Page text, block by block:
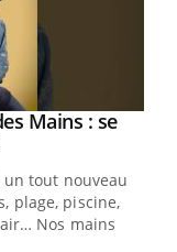
Mains : se
tout nouveau
plage, piscine,
Nos mains